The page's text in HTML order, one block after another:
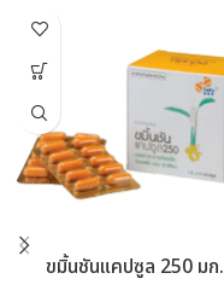
ขมิ้นชันแคปซูล 250 มก.